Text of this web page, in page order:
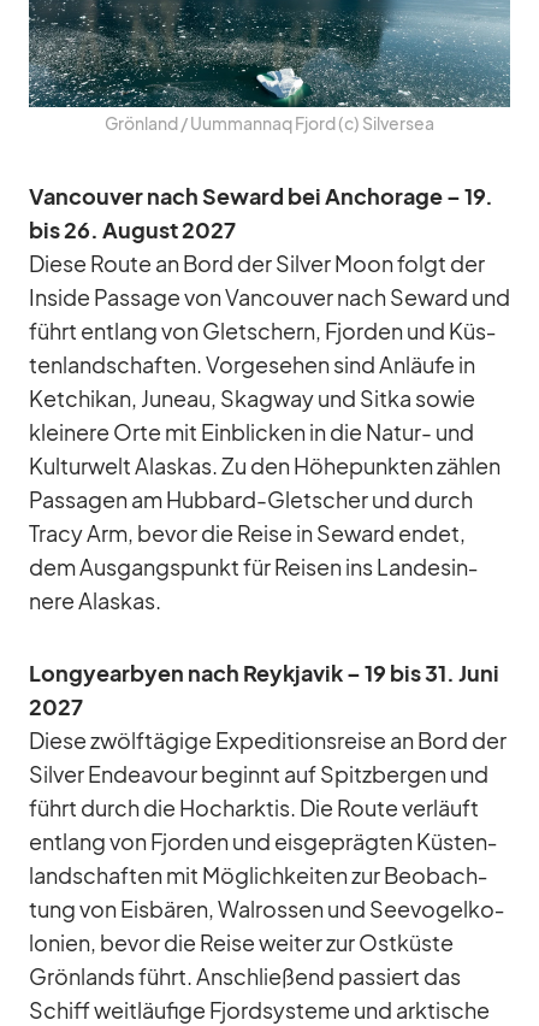
Grön­land /​ Uum­man­naq Fjord (c) Sil­ver­sea
Van­cou­ver nach Se­ward bei An­cho­rage – 19.
bis 26. Au­gust 2027
Diese Route an Bord der Sil­ver Moon folgt der
In­side Pas­sage von Van­cou­ver nach Se­ward und
führt ent­lang von Glet­schern, Fjor­den und Küs­
ten­land­schaf­ten. Vor­ge­se­hen sind An­läufe in
Ket­chi­kan, Ju­neau, Skag­way und Sitka so­wie
klei­nere Orte mit Ein­bli­cken in die Na­tur- und
Kul­tur­welt Alas­kas. Zu den Hö­he­punk­ten zäh­len
Pas­sa­gen am Hub­bard-Glet­scher und durch
Tracy Arm, be­vor die Reise in Se­ward en­det,
dem Aus­gangs­punkt für Rei­sen ins Lan­des­in­
nere Alas­kas.
Lon­gye­ar­byen nach Reykja­vik – 19 bis 31. Juni
2027
Diese zwölf­tä­gige Ex­pe­di­ti­ons­reise an Bord der
Sil­ver En­dea­vour be­ginnt auf Spitz­ber­gen und
führt durch die Hoch­ark­tis. Die Route ver­läuft
ent­lang von Fjor­den und eis­ge­präg­ten Küs­ten­
land­schaf­ten mit Mög­lich­kei­ten zur Be­ob­ach­
tung von Eis­bä­ren, Wal­ros­sen und See­vo­gel­ko­
lo­nien, be­vor die Reise wei­ter zur Ost­küste
Grön­lands führt. An­schlie­ßend pas­siert das
Schiff weit­läu­fige Fjord­sys­teme und ark­ti­sche